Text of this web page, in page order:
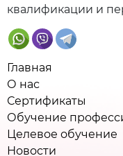
квалификации и
Главная
О нас
Сертификаты
Обучение
Целевое обучение
Новости